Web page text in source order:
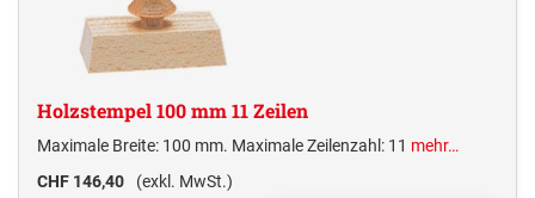
Holzstempel 100 mm 11 Zeilen
Maximale Breite: 100 mm. Maximale Zeilenzahl: 11 mehr…
CHF 146,40
(exkl. MwSt.)